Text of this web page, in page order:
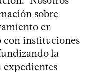
sobre
en
con instituciones
la
expedientes